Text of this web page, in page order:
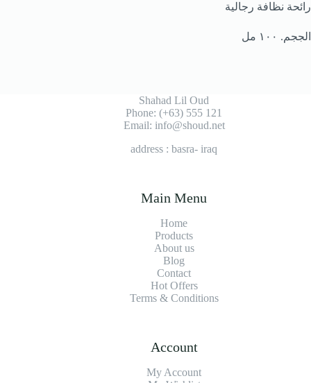
رائحة نظافة رجالية
الججم. ١٠٠ مل
Shahad Lil Oud
Phone: (+63) 555 121
Email: info@shoud.net
address : basra- iraq
Main Menu
Home
Products
About us
Blog
Contact
Hot Offers
Terms & Conditions
Account
My Account